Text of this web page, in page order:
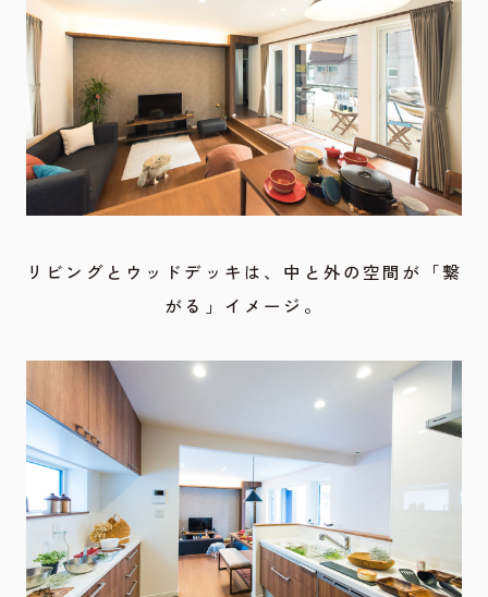
リビングとウッドデッキは、中と外の空間が「繋
がる」イメージ。